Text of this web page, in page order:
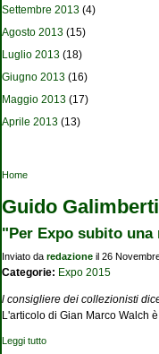
Settembre 2013 (4)
Agosto 2013 (15)
Luglio 2013 (18)
Giugno 2013 (16)
Maggio 2013 (17)
Aprile 2013 (13)
Tu sei qui
Home
Guido Galimberti
"Per Expo subito
Inviato da redazione il 26
Categorie: Expo 2015
l consigliere dei collezionisti
L'articolo di Gian Marco Walch
Leggi tutto